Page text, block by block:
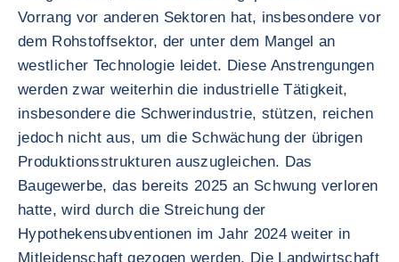
Vorrang vor anderen Sektoren hat, insbesondere vor
dem Rohstoffsektor, der unter dem Mangel an
westlicher Technologie leidet. Diese Anstrengungen
werden zwar weiterhin die industrielle Tätigkeit,
insbesondere die Schwerindustrie, stützen, reichen
jedoch nicht aus, um die Schwächung der übrigen
Produktionsstrukturen auszugleichen. Das
Baugewerbe, das bereits 2025 an Schwung verloren
hatte, wird durch die Streichung der
Hypothekensubventionen im Jahr 2024 weiter in
Mitleidenschaft gezogen werden. Die Landwirtschaft